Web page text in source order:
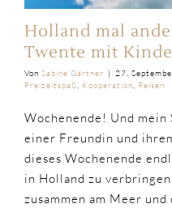
Holland mal
Twente mit
Von Sabine Gärtner | 27.
Freizeitspaß, Kooperation, Reisen
Wochenende! Und
einer Freundin und
dieses Wochenende
in Holland zu
zusammen am Meer